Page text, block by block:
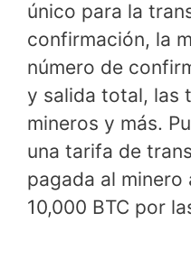
único para la
confirmación, la
número de
y salida total, las
mineros y más.
una tarifa de
pagada al minero
10,000 BTC por